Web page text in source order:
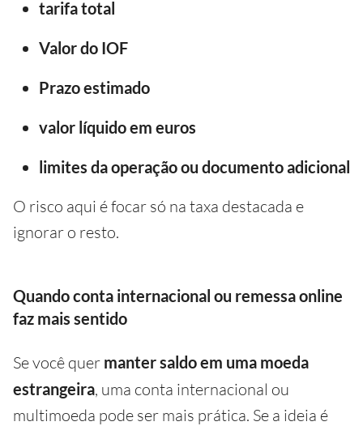
tarifa total
Valor do IOF
Prazo estimado
valor líquido em euros
limites da operação ou documento adicional
O risco aqui é focar só na taxa destacada e
ignorar o resto.
Quando conta internacional ou remessa online
faz mais sentido
Se você quer manter saldo em uma moeda
estrangeira, uma conta internacional ou
multimoeda pode ser mais prática. Se a ideia é